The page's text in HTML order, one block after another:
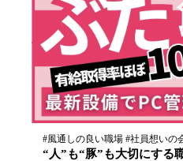
#風通しの良い職場 #社員想いの
“人”も“豚”も大切にする